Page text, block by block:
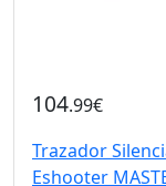
104.99€
Trazador
Eshooter